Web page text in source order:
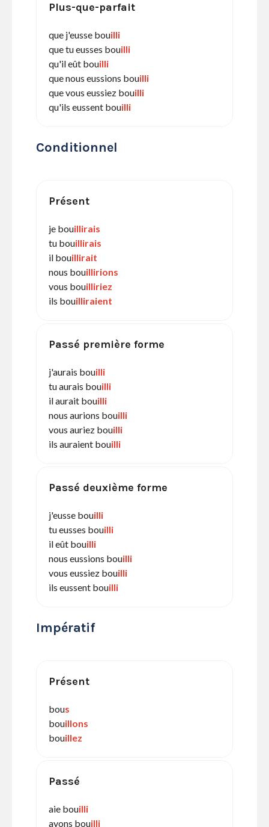
Plus-que-parfait
que j'eusse bouilli
que tu eusses bouilli
qu'il eût bouilli
que nous eussions bouilli
que vous eussiez bouilli
qu'ils eussent bouilli
Conditionnel
Présent
je bouillirais
tu bouillirais
il bouillirait
nous bouillirions
vous bouilliriez
ils bouilliraient
Passé première forme
j'aurais bouilli
tu aurais bouilli
il aurait bouilli
nous aurions bouilli
vous auriez bouilli
ils auraient bouilli
Passé deuxième forme
j'eusse bouilli
tu eusses bouilli
il eût bouilli
nous eussions bouilli
vous eussiez bouilli
ils eussent bouilli
Impératif
Présent
bous
bouillons
bouillez
Passé
aie bouilli
ayons bouilli